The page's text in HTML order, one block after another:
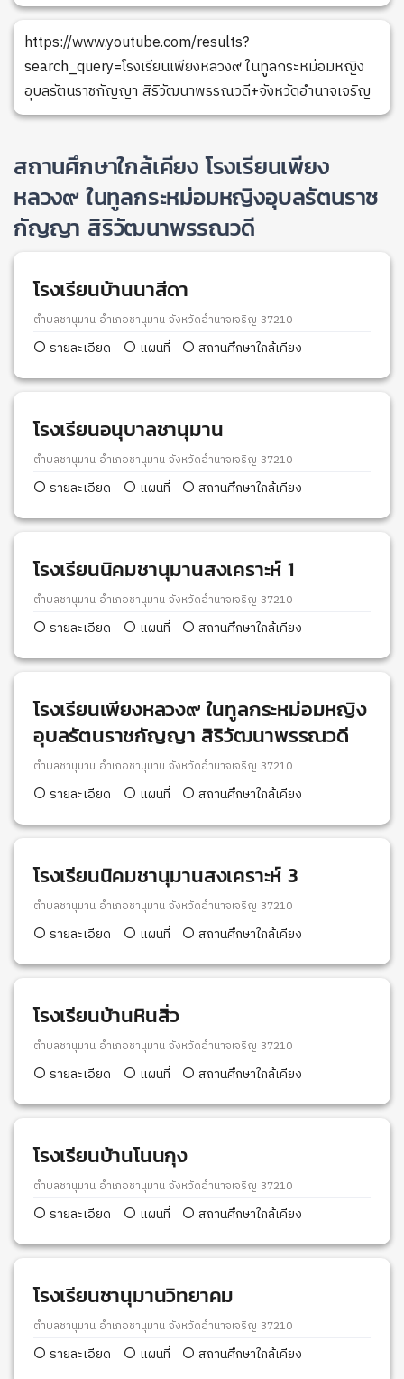
https://www.youtube.com/results?
search_query=โรงเรียนเพียงหลวง๙ ในทูลกระหม่อมหญิง
อุบลรัตนราชกัญญา สิริวัฒนาพรรณวดี+จังหวัดอำนาจเจริญ
สถานศึกษาใกล้เคียง โรงเรียนเพียง
หลวง๙ ในทูลกระหม่อมหญิงอุบลรัตนราช
กัญญา สิริวัฒนาพรรณวดี
โรงเรียนบ้านนาสีดา
ตำบลชานุมาน อำเภอชานุมาน จังหวัดอำนาจเจริญ 37210
รายละเอียด แผนที่ สถานศึกษาใกล้เคียง
โรงเรียนอนุบาลชานุมาน
ตำบลชานุมาน อำเภอชานุมาน จังหวัดอำนาจเจริญ 37210
รายละเอียด แผนที่ สถานศึกษาใกล้เคียง
โรงเรียนนิคมชานุมานสงเคราะห์ 1
ตำบลชานุมาน อำเภอชานุมาน จังหวัดอำนาจเจริญ 37210
รายละเอียด แผนที่ สถานศึกษาใกล้เคียง
โรงเรียนเพียงหลวง๙ ในทูลกระหม่อมหญิง
อุบลรัตนราชกัญญา สิริวัฒนาพรรณวดี
ตำบลชานุมาน อำเภอชานุมาน จังหวัดอำนาจเจริญ 37210
รายละเอียด แผนที่ สถานศึกษาใกล้เคียง
โรงเรียนนิคมชานุมานสงเคราะห์ 3
ตำบลชานุมาน อำเภอชานุมาน จังหวัดอำนาจเจริญ 37210
รายละเอียด แผนที่ สถานศึกษาใกล้เคียง
โรงเรียนบ้านหินสิ่ว
ตำบลชานุมาน อำเภอชานุมาน จังหวัดอำนาจเจริญ 37210
รายละเอียด แผนที่ สถานศึกษาใกล้เคียง
โรงเรียนบ้านโนนกุง
ตำบลชานุมาน อำเภอชานุมาน จังหวัดอำนาจเจริญ 37210
รายละเอียด แผนที่ สถานศึกษาใกล้เคียง
โรงเรียนชานุมานวิทยาคม
ตำบลชานุมาน อำเภอชานุมาน จังหวัดอำนาจเจริญ 37210
รายละเอียด แผนที่ สถานศึกษาใกล้เคียง